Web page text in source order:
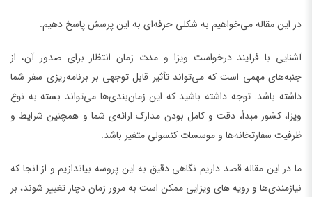
در این مقاله می‌خواهیم به شکلی حرفه‌ای به این پرسش پاسخ دهیم.
آشنایی با فرآیند درخواست ویزا و مدت زمان انتظار برای صدور آن، از
جنبه‌های مهمی است که می‌تواند تأثیر قابل توجهی بر برنامه‌ریزی سفر شما
داشته باشد. توجه داشته باشید که این زمان‌بندی‌ها می‌تواند بسته به نوع
ویزا، کشور مبدأ، دقت و کامل بودن مدارک ارائه‌ی شما و همچنین شرایط و
ظرفیت سفارتخانه‌ها و موسسات کنسولی متغیر باشد.
ما در این مقاله قصد داریم نگاهی دقیق به این پروسه بیاندازیم و از آنجا که
نیازمندی‌ها و رویه های ویزایی ممکن است به مرور زمان دچار تغییر شوند، بر